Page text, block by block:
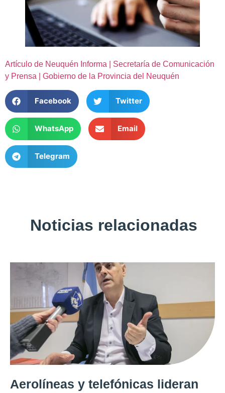
Artículo de Neuquén Informa | Secretaría de Comunicación
y Prensa | Gobierno de la Provincia del Neuquén
Facebook Twitter
WhatsApp Email
Telegram
Noticias relacionadas
Aerolíneas y telefónicas lideran